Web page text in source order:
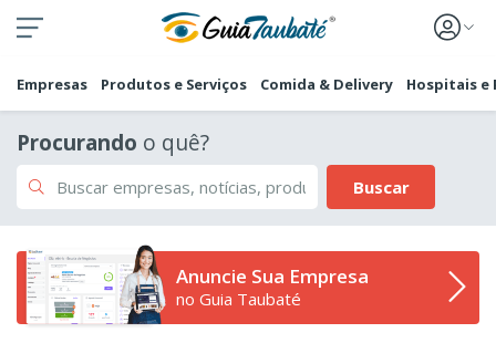
Empresas Produtos e Serviços Comida & Delivery Hospitais e
Procurando o quê?
Buscar
Anuncie Sua Empresa
no Guia Taubaté